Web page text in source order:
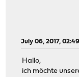
July 06, 2017,
Hallo,
ich möchte